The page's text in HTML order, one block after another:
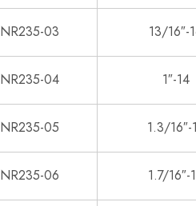
NR235-03 13/16″-
NR235-04 1″-14
NR235-05 1.3/16″-
NR235-06 1.7/16″-